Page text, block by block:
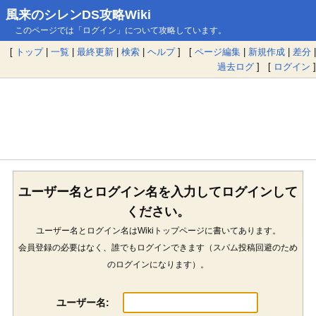
風来のシレンDS攻略Wiki
このページでは「ログイン」について攻略しています。
[ トップ| 一覧 | 最終更新 | 検索 | ヘルプ] [ ページ編集 | 新規作成 | 差分 |
過去ログ ] [ ログイン ]
ユーザー名とログイン名を入力してログインして
ください。
ユーザー名とログイン名はWikiトップページに書いてあります。
会員登録の必要はなく、誰でもログインできます（スパム投稿回避のため
のログインになります）。
ユーザー名: